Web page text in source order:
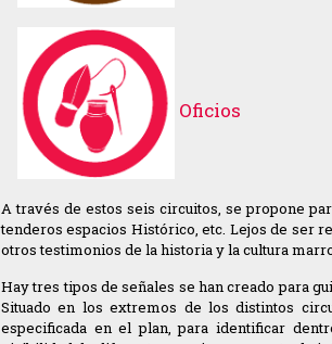
Oficios
A través de estos seis circuitos, se propone
tenderos espacios Histórico, etc. Lejos de ser
otros testimonios de la historia y la cultura
Hay tres tipos de señales se han creado para
Situado en los extremos de los distintos
especificada en el plan, para identificar